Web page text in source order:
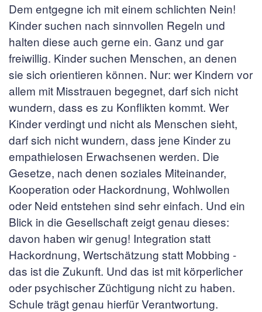
Dem entgegne ich mit einem schlichten Nein!
Kinder suchen nach sinnvollen Regeln und
halten diese auch gerne ein. Ganz und gar
freiwillig. Kinder suchen Menschen, an denen
sie sich orientieren können. Nur: wer Kindern vor
allem mit Misstrauen begegnet, darf sich nicht
wundern, dass es zu Konflikten kommt. Wer
Kinder verdingt und nicht als Menschen sieht,
darf sich nicht wundern, dass jene Kinder zu
empathielosen Erwachsenen werden. Die
Gesetze, nach denen soziales Miteinander,
Kooperation oder Hackordnung, Wohlwollen
oder Neid entstehen sind sehr einfach. Und ein
Blick in die Gesellschaft zeigt genau dieses:
davon haben wir genug! Integration statt
Hackordnung, Wertschätzung statt Mobbing -
das ist die Zukunft. Und das ist mit körperlicher
oder psychischer Züchtigung nicht zu haben.
Schule trägt genau hierfür Verantwortung.